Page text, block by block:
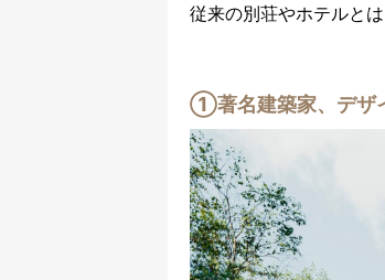
従来の別荘やホテルと
①著名建築家、デザ